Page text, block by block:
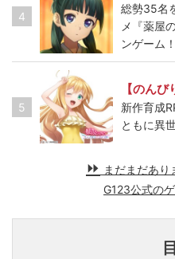
4
総勢35名
メ『薬屋
ンゲーム！
5
【のん
新作育成
ともに異
まだまだあり
G123公式の